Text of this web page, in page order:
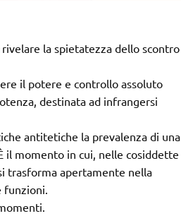
la spietatezza dello scontro
il potere e controllo assoluto
destinata ad infrangersi
antitetiche la prevalenza di una
il momento in cui, nelle cosiddette
trasforma apertamente nella